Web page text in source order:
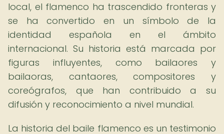
local, el flamenco ha trascendido fronteras y
se ha convertido en un símbolo de la
identidad española en el ámbito
internacional. Su historia está marcada por
figuras influyentes, como bailaores y
bailaoras, cantaores, compositores y
coreógrafos, que han contribuido a su
difusión y reconocimiento a nivel mundial.
La historia del baile flamenco es un testimonio